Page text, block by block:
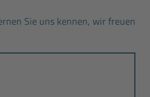
Sie uns kennen, wir freuen